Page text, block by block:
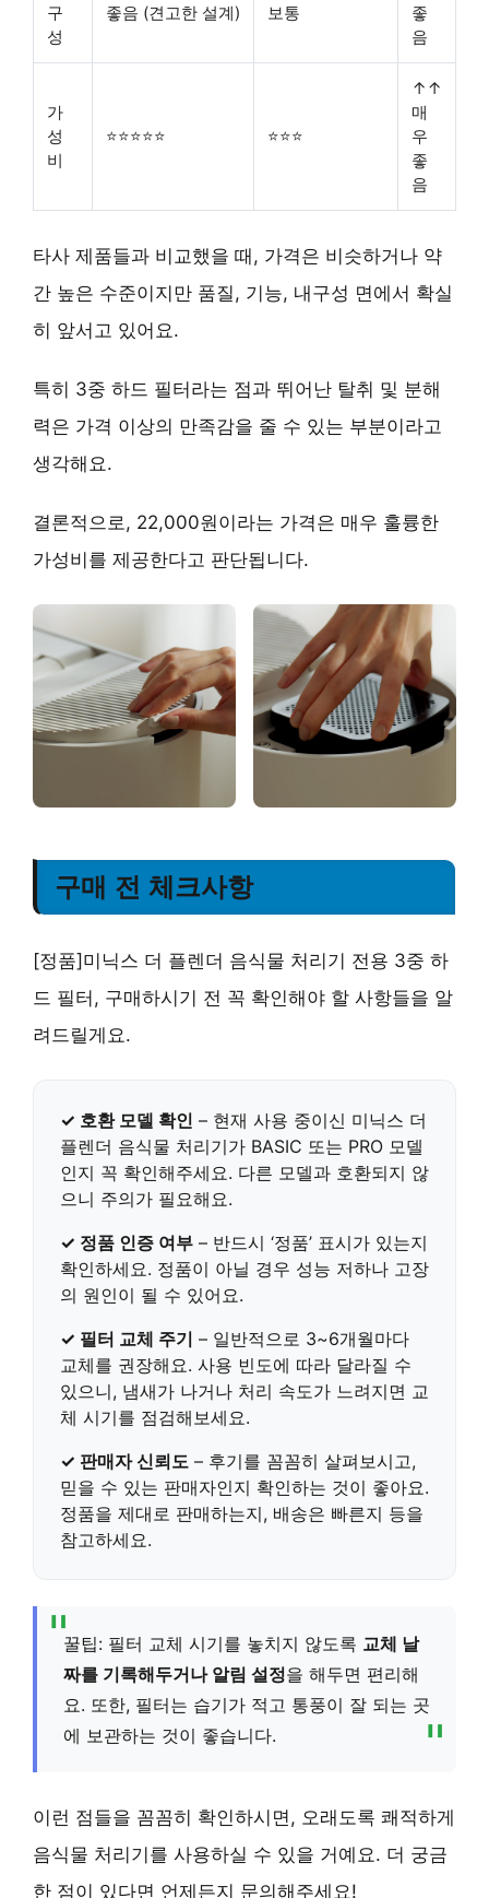
구
성
좋음 (견고한 설계) 보통
좋
음
가
성
비
⭐⭐⭐⭐⭐ ⭐⭐⭐
↑↑
매
우
좋
음
타사 제품들과 비교했을 때, 가격은 비슷하거나 약
간 높은 수준이지만 품질, 기능, 내구성 면에서 확실
히 앞서고 있어요.
특히 3중 하드 필터라는 점과 뛰어난 탈취 및 분해
력은 가격 이상의 만족감을 줄 수 있는 부분이라고
생각해요.
결론적으로, 22,000원이라는 가격은 매우 훌륭한
가성비를 제공한다고 판단됩니다.
구매 전 체크사항
[정품]미닉스 더 플렌더 음식물 처리기 전용 3중 하
드 필터, 구매하시기 전 꼭 확인해야 할 사항들을 알
려드릴게요.
✓ 호환 모델 확인 – 현재 사용 중이신 미닉스 더
플렌더 음식물 처리기가 BASIC 또는 PRO 모델
인지 꼭 확인해주세요. 다른 모델과 호환되지 않
으니 주의가 필요해요.
✓ 정품 인증 여부 – 반드시 ‘정품’ 표시가 있는지
확인하세요. 정품이 아닐 경우 성능 저하나 고장
의 원인이 될 수 있어요.
✓ 필터 교체 주기 – 일반적으로 3~6개월마다
교체를 권장해요. 사용 빈도에 따라 달라질 수
있으니, 냄새가 나거나 처리 속도가 느려지면 교
체 시기를 점검해보세요.
✓ 판매자 신뢰도 – 후기를 꼼꼼히 살펴보시고,
믿을 수 있는 판매자인지 확인하는 것이 좋아요.
정품을 제대로 판매하는지, 배송은 빠른지 등을
참고하세요.
꿀팁: 필터 교체 시기를 놓치지 않도록 교체 날
짜를 기록해두거나 알림 설정을 해두면 편리해
요. 또한, 필터는 습기가 적고 통풍이 잘 되는 곳
에 보관하는 것이 좋습니다.
이런 점들을 꼼꼼히 확인하시면, 오래도록 쾌적하게
음식물 처리기를 사용하실 수 있을 거예요. 더 궁금
한 점이 있다면 언제든지 문의해주세요!